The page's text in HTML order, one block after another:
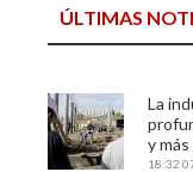
ÚLTIMAS
La
y
18:32